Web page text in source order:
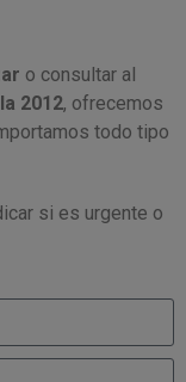
o consultar al
2012, ofrecemos
todo tipo
si es urgente o